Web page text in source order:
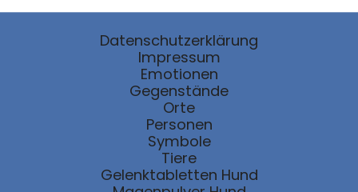
Datenschutzerklärung
Impressum
Emotionen
Gegenstände
Orte
Personen
Symbole
Tiere
Gelenktabletten Hund